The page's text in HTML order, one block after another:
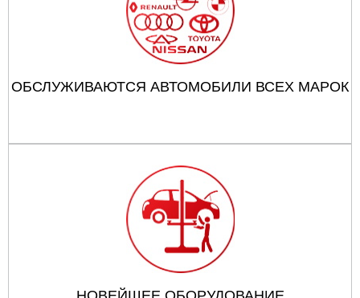
ОБСЛУЖИВАЮТСЯ АВТОМОБИЛИ ВСЕХ МАРОК